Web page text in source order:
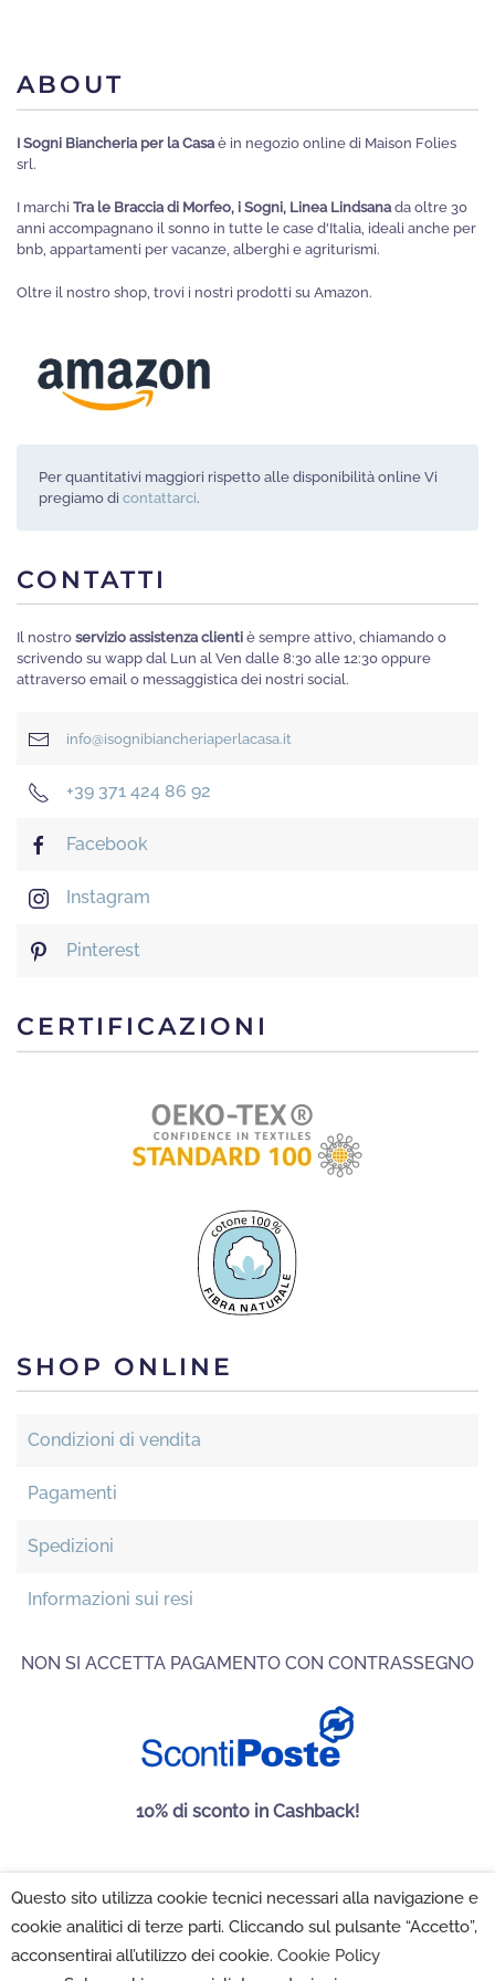
scelte
nella
pagina
ABOUT
I Sogni Biancheria per la Casa è in negozio online di Maison Folies
srl.
I marchi Tra le Braccia di Morfeo, i Sogni, Linea Lindsana da oltre 30
anni accompagnano il sonno in tutte le case d'Italia, ideali anche per
bnb, appartamenti per vacanze, alberghi e agriturismi.
Oltre il nostro shop, trovi i nostri prodotti su Amazon.
Per quantitativi maggiori rispetto alle disponibilità online Vi
pregiamo di contattarci.
CONTATTI
Il nostro servizio assistenza clienti è sempre attivo, chiamando o
scrivendo su wapp dal Lun al Ven dalle 8:30 alle 12:30 oppure
attraverso email o messaggistica dei nostri social.
info@isognibiancheriaperlacasa.it
+39 371 424 86 92
Facebook
Instagram
Pinterest
CERTIFICAZIONI
SHOP ONLINE
Condizioni di vendita
Pagamenti
Spedizioni
Informazioni sui resi
NON SI ACCETTA PAGAMENTO CON CONTRASSEGNO
10% di sconto in Cashback!
Maison Folies SRL 2022 - P.IVA 02222350502 -Privacy
Policy-Cookie Policy-Impostazioni Cookie
Questo sito utilizza cookie tecnici necessari alla navigazione e
cookie analitici di terze parti. Cliccando sul pulsante “Accetto”,
acconsentirai all’utilizzo dei cookie. Cookie Policy